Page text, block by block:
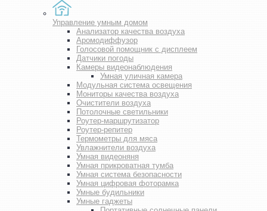
Управление умным домом
Анализатор качества воздуха
Аромодиффузор
Голосовой помощник с дисплеем
Датчики погоды
Камеры видеонаблюдения
Умная уличная камера
Модульная система освещения
Мониторы качества воздуха
Очистители воздуха
Потолочные светильники
Роутер-маршрутизатор
Роутер-репитер
Термометры для мяса
Увлажнители воздуха
Умная видеоняня
Умная прикроватная тумба
Умная система безопасности
Умная цифровая фоторамка
Умные будильники
Умные гаджеты